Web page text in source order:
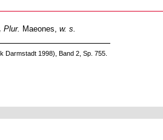
Plur. Maeones, w. s.
Darmstadt 1998), Band 2, Sp. 755.